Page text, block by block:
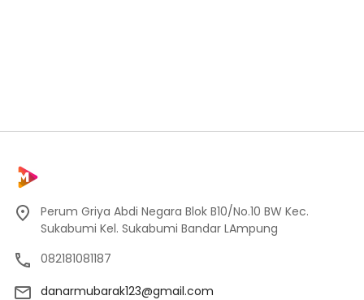
Perum Griya Abdi Negara Blok B10/No.10 BW Kec.
Sukabumi Kel. Sukabumi Bandar LAmpung
082181081187
danarmubarak123@gmail.com